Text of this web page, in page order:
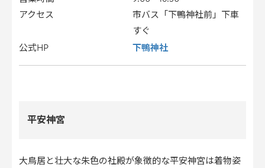
アクセス
市バス「下鴨神社前」下車
すぐ
公式HP
下鴨神社
平安神宮
大鳥居と壮大な朱色の社殿が象徴的な平安神宮は着物姿